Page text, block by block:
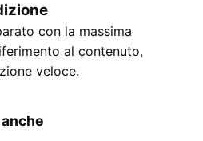
con la massima
al contenuto,
veloce.